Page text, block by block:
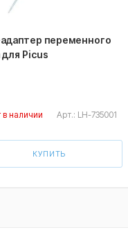
адаптер переменного
для Picus
в наличии Арт.: LH-735001
КУПИТЬ